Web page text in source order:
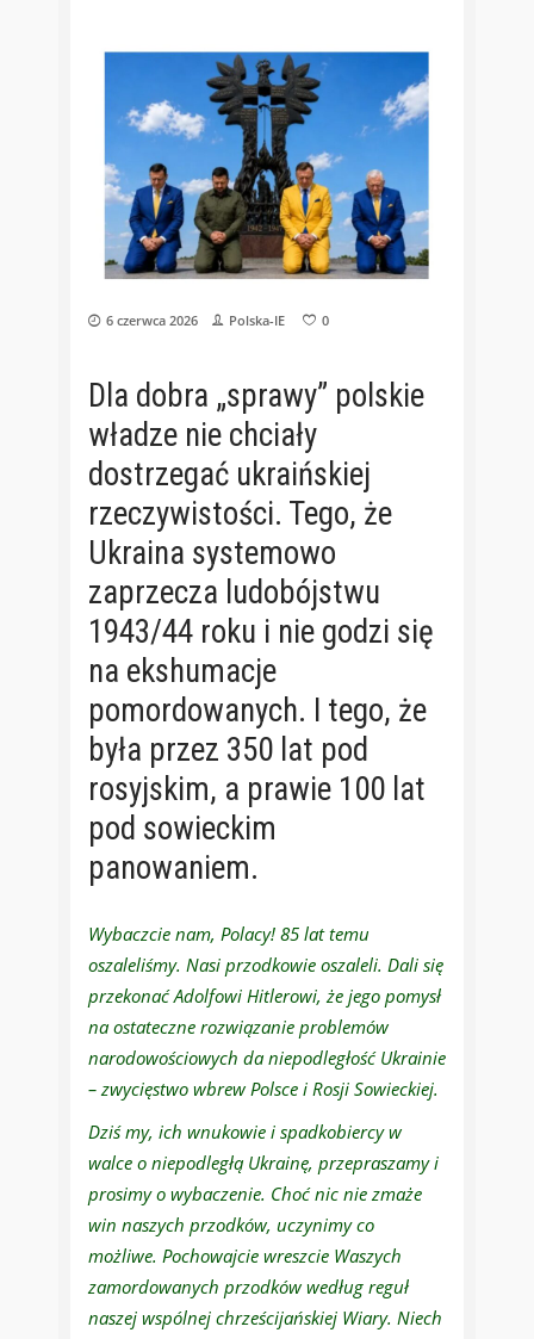
6 czerwca 2026 Polska-IE 0
Dla dobra „sprawy” polskie
władze nie chciały
dostrzegać ukraińskiej
rzeczywistości. Tego, że
Ukraina systemowo
zaprzecza ludobójstwu
1943/44 roku i nie godzi się
na ekshumacje
pomordowanych. I tego, że
była przez 350 lat pod
rosyjskim, a prawie 100 lat
pod sowieckim
panowaniem.
Wybaczcie nam, Polacy! 85 lat temu
oszaleliśmy. Nasi przodkowie oszaleli. Dali się
przekonać Adolfowi Hitlerowi, że jego pomysł
na ostateczne rozwiązanie problemów
narodowościowych da niepodległość Ukrainie
– zwycięstwo wbrew Polsce i Rosji Sowieckiej.
Dziś my, ich wnukowie i spadkobiercy w
walce o niepodległą Ukrainę, przepraszamy i
prosimy o wybaczenie. Choć nic nie zmaże
win naszych przodków, uczynimy co
możliwe. Pochowajcie wreszcie Waszych
zamordowanych przodków według reguł
naszej wspólnej chrześcijańskiej Wiary. Niech